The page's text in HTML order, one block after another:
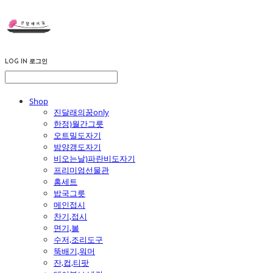
LOG IN 로그인
Shop
진달래의꿈only
한정)월간그릇
오트밀도자기
밤양갱도자기
비오는날)파란비도자기
프리미엄선물관
홈세트
밥국그릇
메인접시
찬기,접시
면기,볼
수저,조리도구
뚝배기,워머
잔,컵,티팟